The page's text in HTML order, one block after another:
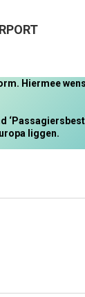
Hiermee
liggen.